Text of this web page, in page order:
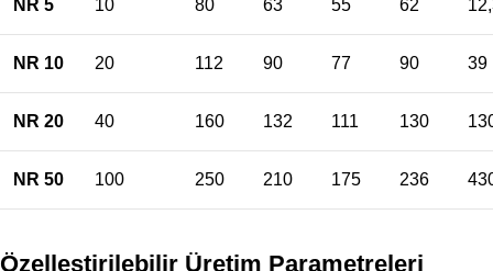
NR 5 10 80 63 55 62
NR 10 20 112 90 77 90 39
NR 20 40 160 132 111 130
NR 50 100 250 210 175 236
Özelleştirilebilir Üretim Parametreleri